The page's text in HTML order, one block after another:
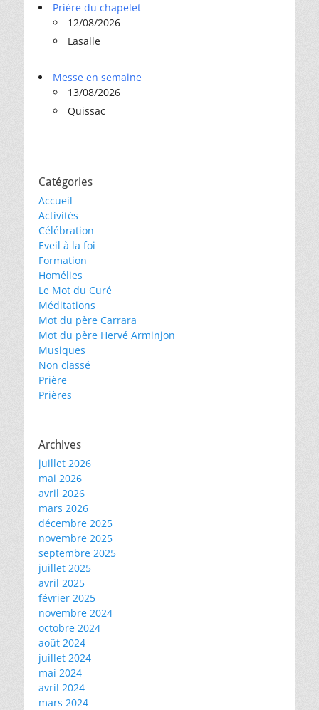
Prière du chapelet
12/08/2026
Lasalle
Messe en semaine
13/08/2026
Quissac
Catégories
Accueil
Activités
Célébration
Eveil à la foi
Formation
Homélies
Le Mot du Curé
Méditations
Mot du père Carrara
Mot du père Hervé Arminjon
Musiques
Non classé
Prière
Prières
Archives
juillet 2026
mai 2026
avril 2026
mars 2026
décembre 2025
novembre 2025
septembre 2025
juillet 2025
avril 2025
février 2025
novembre 2024
octobre 2024
août 2024
juillet 2024
mai 2024
avril 2024
mars 2024